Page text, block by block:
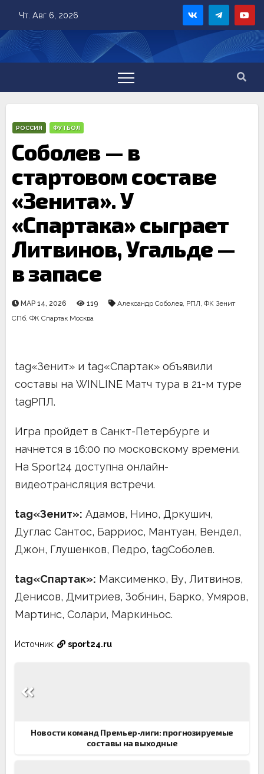
content
Чт. Авг 6, 2026
РОССИЯ ФУТБОЛ
Соболев — в
стартовом составе
«Зенита». У
«Спартака» сыграет
Литвинов, Угальде —
в запасе
МАР 14, 2026 119 Александр Соболев, РПЛ, ФК Зенит
СПб, ФК Спартак Москва
tag«Зенит» и tag«Спартак» объявили
составы на WINLINE Матч тура в 21-м туре
tagРПЛ.
Игра пройдет в Санкт-Петербурге и
начнется в 16:00 по московскому времени.
На Sport24 доступна онлайн-
видеотрансляция встречи.
tag«Зенит»: Адамов, Нино, Дркушич,
Дуглас Сантос, Барриос, Мантуан, Вендел,
Джон, Глушенков, Педро, tagСоболев.
tag«Спартак»: Максименко, Ву, Литвинов,
Денисов, Дмитриев, Зобнин, Барко, Умяров,
Мартинс, Солари, Маркиньос.
Источник: sport24.ru
по
Новости команд Премьер-лиги: прогнозируемые
составы на выходные